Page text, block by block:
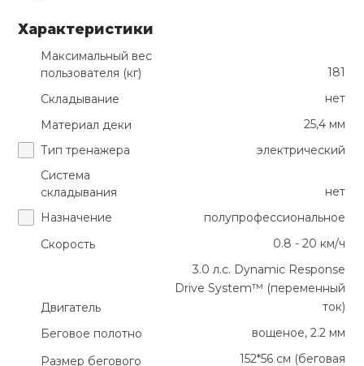
Характеристики
Максимальный вес
пользователя (кг)
181
Складывание
нет
Материал деки
25,4 мм
Тип тренажера
электрический
Система
складывания
нет
Назначение
полупрофессиональное
Скорость
0.8 - 20 км/ч
Двигатель
3.0 л.с. Dynamic Response
Drive System™ (переменный
ток)
Беговое полотно
вощеное, 2.2 мм
Размер бегового
152*56 см (беговая